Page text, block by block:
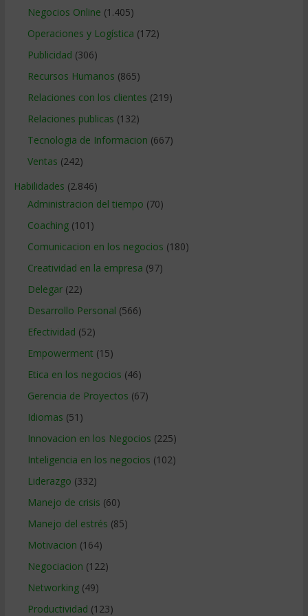
Negocios Online (1.405)
Operaciones y Logística (172)
Publicidad (306)
Recursos Humanos (865)
Relaciones con los clientes (219)
Relaciones publicas (132)
Tecnologia de Informacion (667)
Ventas (242)
Habilidades (2.846)
Administracion del tiempo (70)
Coaching(101)
Comunicacion en los negocios (180)
Creatividad en la empresa (97)
Delegar(22)
Desarrollo Personal (566)
Efectividad (52)
Empowerment (15)
Etica en los negocios (46)
Gerencia de Proyectos (67)
Idiomas (51)
Innovacion en los Negocios (225)
Inteligencia en los negocios (102)
Liderazgo (332)
Manejo de crisis (60)
Manejo del estrés (85)
Motivacion (164)
Negociacion (122)
Networking(49)
Productividad (123)